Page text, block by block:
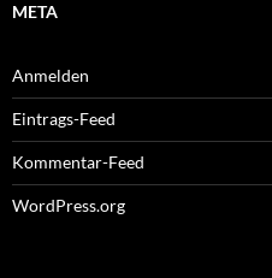
META
Anmelden
Eintrags-Feed
Kommentar-Feed
WordPress.org